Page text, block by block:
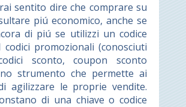
sentito dire che comprare su
piú economico, anche se
di piú se utilizzi un codice
codici promozionali (conosciuti
sconto, coupon sconto
strumento che permette ai
agilizzare le proprie vendite.
di una chiave o codice